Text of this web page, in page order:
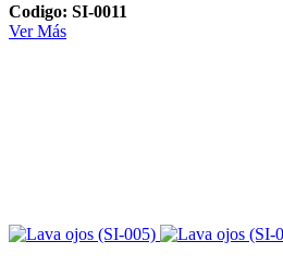
Codigo: SI-0011
Ver Más